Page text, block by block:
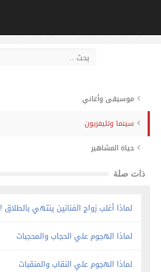
موسيقى وأغاني
سينما وتليفزيون
حياة المشاهير
ذات صلة
لماذا أغلب زواج الفنانين ينتهي بالطلاق !
لماذا الهجوم علي الحجاب والمحجبات
لماذا الهجوم علي النقاب والمنقبات